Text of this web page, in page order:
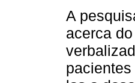
A
acerca